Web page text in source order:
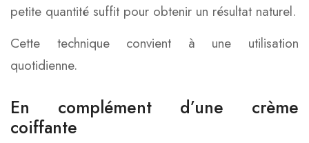
petite quantité suffit pour obtenir un résultat naturel.
Cette technique convient à une utilisation
quotidienne.
En complément d’une crème
coiffante